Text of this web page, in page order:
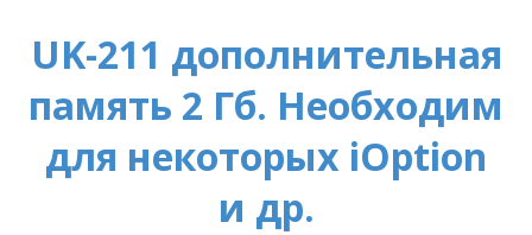
UK-211 дополнительная
память 2 Гб. Необходим
для некоторых iOption
и др.